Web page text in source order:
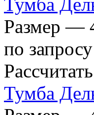
Размер —
по запросу
Тумба